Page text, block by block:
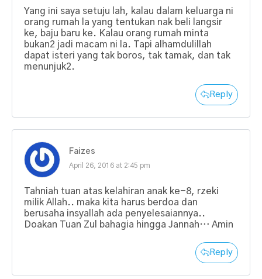
Yang ini saya setuju lah, kalau dalam keluarga ni
orang rumah la yang tentukan nak beli langsir
ke, baju baru ke. Kalau orang rumah minta
bukan2 jadi macam ni la. Tapi alhamdulillah
dapat isteri yang tak boros, tak tamak, dan tak
menunjuk2.
Reply
Faizes
April 26, 2016 at 2:45 pm
Tahniah tuan atas kelahiran anak ke-8, rzeki
milik Allah.. maka kita harus berdoa dan
berusaha insyallah ada penyelesaiannya..
Doakan Tuan Zul bahagia hingga Jannah… Amin
Reply